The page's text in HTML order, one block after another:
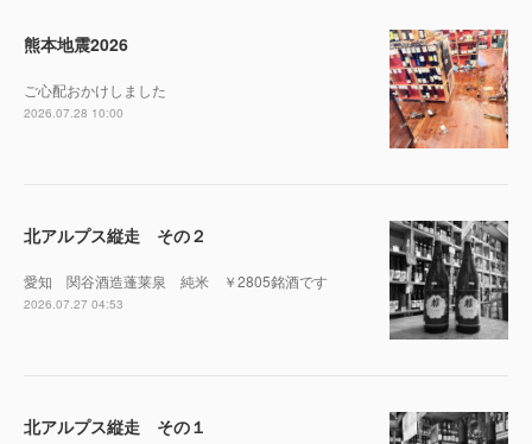
熊本地震2026
ご心配おかけしました
2026.07.28 10:00
北アルプス縦走 その２
愛知 関谷酒造蓬莱泉 純米 ￥2805銘酒です
2026.07.27 04:53
北アルプス縦走 その１